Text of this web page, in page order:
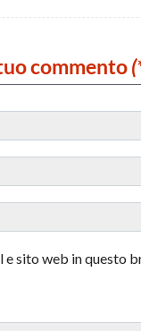
commento
e sito web in questo